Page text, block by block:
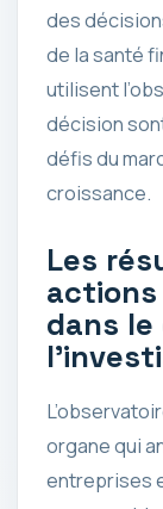
des
de la santé
utilisent
décision
défis du
croissance.
Les
actions
dans le
organe qui
entreprises